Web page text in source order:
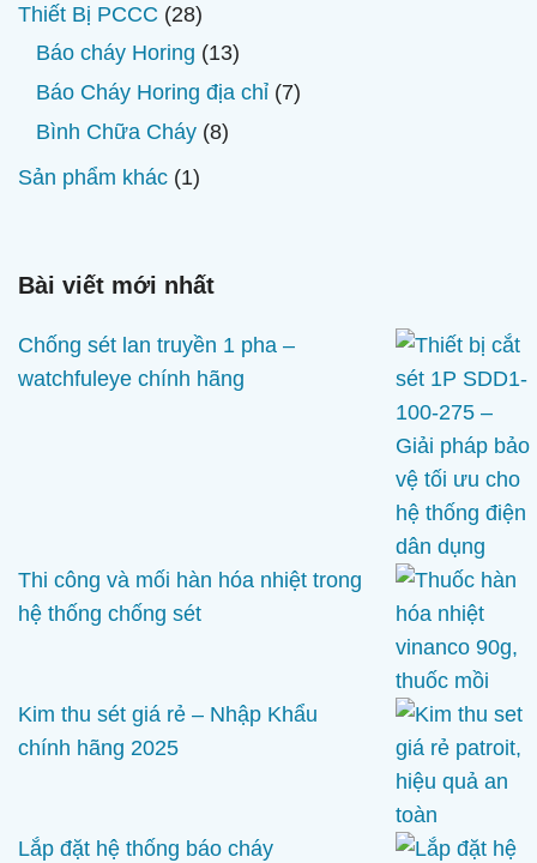
Thiết Bị PCCC 2828
sản
phẩm
Báo cháy Horing 1313
sản
Báo Cháy Horing địa chỉ 77
Bình Chữa Cháy 88
Sản phẩm khác 11
Bài viết mới nhất
Chống sét lan truyền 1 pha –
watchfuleye chính hãng
Thi công và mối hàn hóa nhiệt trong
hệ thống chống sét
Kim thu sét giá rẻ – Nhập Khẩu
chính hãng 2025
Lắp đặt hệ thống báo cháy